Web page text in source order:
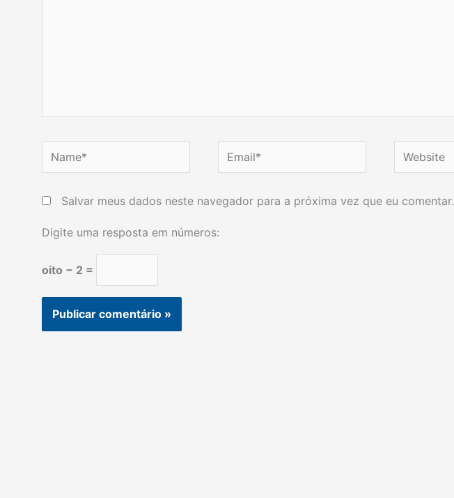
Name* Email* Website
Salvar meus dados neste navegador para a próxima vez que eu comentar.
Digite uma resposta em números:
oito − 2 =